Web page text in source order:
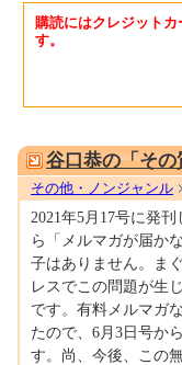
購読にはクレジット
す。
谷口恭の「そ
その他・ノンジャンル
2021年5月17号に発
ら「メルマガが届か
子はありません。ま
レスでこの問題が生
です。有料メルマガ
たので、6月3日号か
す。尚、今後、この